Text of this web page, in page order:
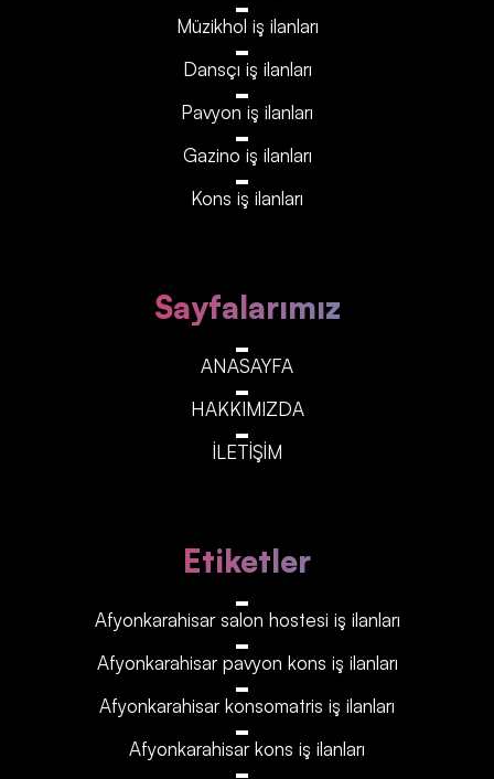
Müzikhol iş ilanları
Dansçı iş ilanları
Pavyon iş ilanları
Gazino iş ilanları
Kons iş ilanları
Sayfalarımız
ANASAYFA
HAKKIMIZDA
İLETİŞİM
Etiketler
Afyonkarahisar‎‎‎‎ salon hostesi iş ilanları
Afyonkarahisar‎‎‎‎ pavyon kons iş ilanları
Afyonkarahisar‎‎‎‎ konsomatris iş ilanları
Afyonkarahisar‎‎‎‎ kons iş ilanları